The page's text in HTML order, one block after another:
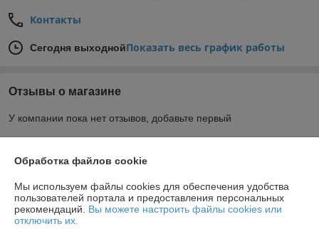
Контакты
Сегодня выходнойПоказать весь график работы
Отзывы о магазине
У компании пока нет отзывов, добавьте первый
О нас
Контакты
Доставка и оплата
Обработка файлов cookie
Мы используем файлы cookies для обеспечения удобства
пользователей портала и предоставления персональных
рекомендаций. Вы можете настроить файлы cookies или
отключить их.